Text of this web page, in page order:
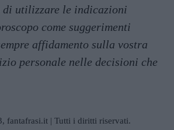
di utilizzare le indicazioni
come suggerimenti
affidamento sulla vostra
personale nelle decisioni che
fantafrasi.it | Tutti i diritti riservati.